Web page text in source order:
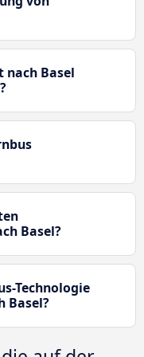
nach Basel
Basel?
Technologie
Basel?